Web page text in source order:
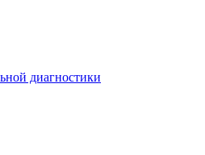
диагностики